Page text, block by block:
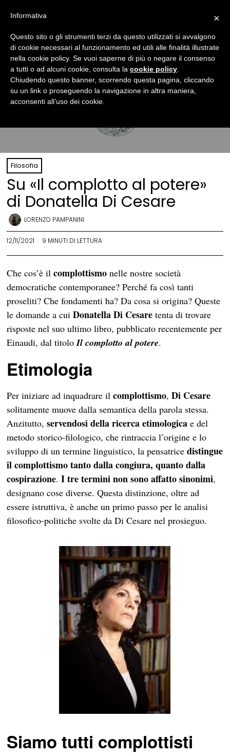
Filosofia
Su «Il complotto al potere»
di Donatella Di Cesare
LORENZO PAMPANINI
12/11/2021 9 MINUTI DI LETTURA
Che cos’è ilcomplottismonelle nostre società
democratiche contemporanee? Perché fa così tanti
proseliti? Che fondamenti ha? Da cosa si origina? Queste
le domande a cui Donatella Di Cesare tenta di trovare
risposte nel suo ultimo libro, pubblicato recentemente per
Einaudi, dal titoloIl complotto al potere.
Etimologia
Per iniziare ad inquadrare ilcomplottismo,Di Cesare
solitamente muove dalla semantica della parola stessa.
Anzitutto,servendosi della ricerca etimologica e del
metodo storico-filologico, che rintraccia l’origine e lo
sviluppo di un termine linguistico, la pensatricedistingue
il complottismo tanto dalla congiura, quanto dalla
cospirazione.I tre termini non sono affatto sinonimi,
designano cose diverse. Questa distinzione, oltre ad
essere istruttiva, è anche un primo passo per le analisi
filosofico-politiche svolte da Di Cesare nel prosieguo.
Siamo tutti complottisti
×
Informativa
Questo sito o gli strumenti terzi da questo utilizzati si avvalgono
di cookie necessari al funzionamento ed utili alle finalità illustrate
nella cookie policy. Se vuoi saperne di più o negare il consenso
a tutti o ad alcuni cookie, consulta la cookie policy
Chiudendo questo banner, scorrendo questa pagina, cliccando
su un link o proseguendo la navigazione in altra maniera,
acconsenti all’uso dei cookie.